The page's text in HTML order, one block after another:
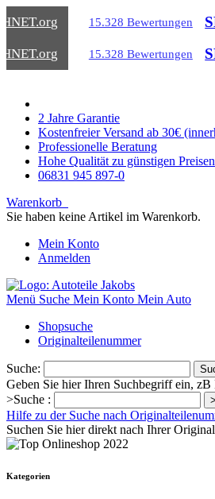
.org 15.328 Bewertungen
.org 15.328 Bewertungen
2 Jahre Garantie
Kostenfreier Versand ab 30€
Professionelle Beratung
Hohe Qualität zu günstigen Preisen
06831 945 897-0
Warenkorb
Sie haben keine Artikel im Warenkorb.
Mein Konto
Anmelden
Menü Suche Mein Konto Mein Auto
Shopsuche
Originalteilenummer
Suche:
Geben Sie hier Ihren Suchbegriff ein,
>Suche :
Hilfe zu der Suche nach
Suchen Sie hier direkt nach Ihrer
Kategorien